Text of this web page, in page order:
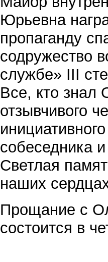
Юрьевна
пропаганду
содружество
службе» III
Все, кто знал
отзывчивого
собеседника
Светлая
наших
Прощание с
состоится в